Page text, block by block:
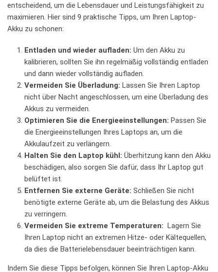
entscheidend, um‌ die⁤ Lebensdauer ​und Leistungsfähigkeit zu ​
maximieren. Hier sind ⁤9 praktische Tipps, um Ihren​ Laptop-
Akku⁢ zu schonen:
Entladen ‍und‌ wieder aufladen: Um⁢ den ⁣Akku ⁢zu
kalibrieren, sollten Sie ihn regelmäßig vollständig entladen
und ​dann wieder vollständig⁣ aufladen.
Vermeiden Sie Überladung: Lassen Sie Ihren Laptop⁢
nicht ‌über Nacht angeschlossen,‍ um eine Überladung⁣ des
Akkus zu vermeiden.
Optimieren Sie die Energieeinstellungen: Passen Sie
die‍ Energieeinstellungen Ihres Laptops an, um die
Akkulaufzeit zu⁤ verlängern.
Halten Sie den⁢ Laptop‍ kühl: Überhitzung ‌kann den Akku
beschädigen, also sorgen Sie dafür, dass Ihr Laptop⁢ gut
belüftet ist.
Entfernen Sie externe ⁣Geräte: ⁣Schließen‍ Sie nicht⁢
benötigte externe Geräte ab, um die Belastung⁣ des Akkus
zu verringern.
Vermeiden​ Sie extreme Temperaturen: ​ Lagern ​Sie
Ihren Laptop⁢ nicht ⁢an extremen Hitze- oder Kältequellen,⁣
da dies die Batterielebensdauer beeinträchtigen kann.
Indem ⁣Sie diese Tipps befolgen, können Sie Ihren Laptop-Akku